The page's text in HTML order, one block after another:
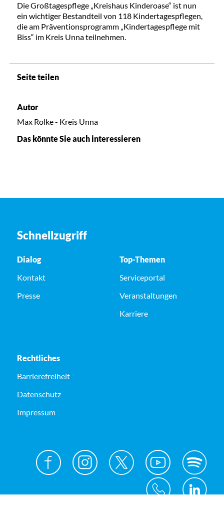
Die Großtagespflege „Kreishaus Kinderoase“ ist nun
ein wichtiger Bestandteil von 118 Kindertagespflegen,
die am Präventionsprogramm „Kindertagespflege mit
Biss“ im Kreis Unna teilnehmen.
Seite teilen
Autor
Max Rolke - Kreis Unna
Das könnte Sie auch interessieren
Schnellzugriff
Dialog
Kontakt
Presse
Top-Themen
Serviceportal
Veranstaltungen
Karriere
Rechtliches
Barrierefreiheit
Datenschutz
Impressum